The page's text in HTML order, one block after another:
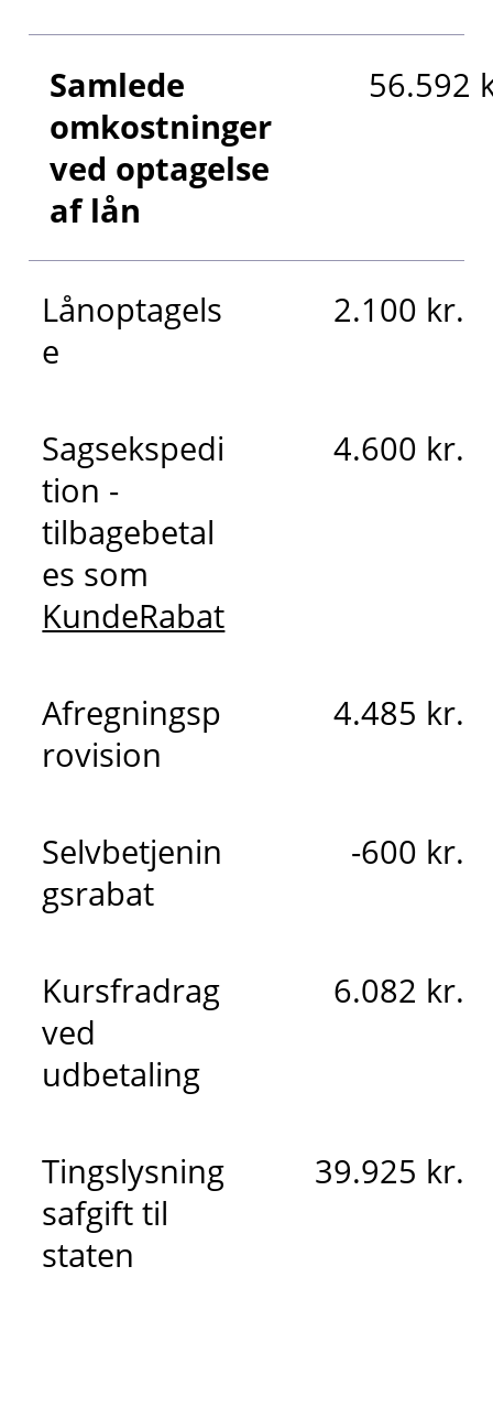
Samlede
omkostninger
ved optagelse
af lån
56.592
Lånoptagels
e
2.100 kr.
Sagsekspedi
tion -
tilbagebetal
es som
KundeRabat
4.600 kr.
Afregningsp
rovision
4.485 kr.
Selvbetjenin
gsrabat
-600 kr.
Kursfradrag
ved
udbetaling
6.082 kr.
Tingslysning
safgift til
staten
39.925 kr.